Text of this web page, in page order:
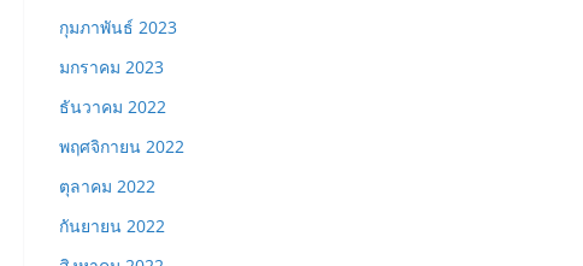
กุมภาพันธ์ 2023
มกราคม 2023
ธันวาคม 2022
พฤศจิกายน 2022
ตุลาคม 2022
กันยายน 2022